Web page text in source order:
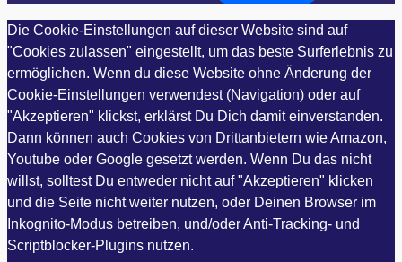
Die Cookie-Einstellungen auf dieser Website sind auf
"Cookies zulassen" eingestellt, um das beste Surferlebnis zu
ermöglichen. Wenn du diese Website ohne Änderung der
Cookie-Einstellungen verwendest (Navigation) oder auf
"Akzeptieren" klickst, erklärst Du Dich damit einverstanden.
Dann können auch Cookies von Drittanbietern wie Amazon,
Youtube oder Google gesetzt werden. Wenn Du das nicht
willst, solltest Du entweder nicht auf "Akzeptieren" klicken
und die Seite nicht weiter nutzen, oder Deinen Browser im
Inkognito-Modus betreiben, und/oder Anti-Tracking- und
Scriptblocker-Plugins nutzen.